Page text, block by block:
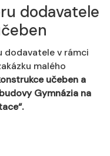
dodavatele
dodavatele v rámci
malého
učeben a
Gymnázia na